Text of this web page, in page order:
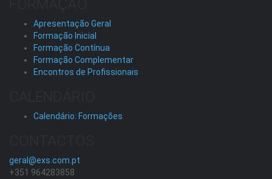
Apresentação Geral
Formação Inicial
Formação Contínua
Formação Complementar
Encontros de Profissionais
Calendário: Formações
geral@exs.com.pt
+351 964283858